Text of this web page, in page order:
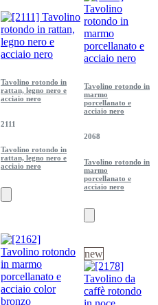
Tavolino rotondo in
rattan, legno nero e
acciaio nero
2111
Tavolino rotondo in
rattan, legno nero e
acciaio nero
Tavolino rotondo in
marmo
porcellanato e
acciaio nero
2068
Tavolino rotondo in
marmo
porcellanato e
acciaio nero
new